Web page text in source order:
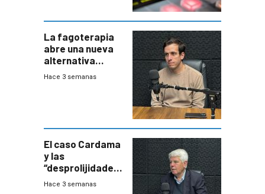
La fagoterapia
abre una nueva
alternativa
contra bacterias
innovadora
Hace 3 semanas
El caso Cardama
y las
“desprolijidades”
que la
Hace 3 semanas